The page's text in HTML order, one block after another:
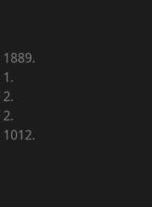
1889.
1.
2.
2.
1012.